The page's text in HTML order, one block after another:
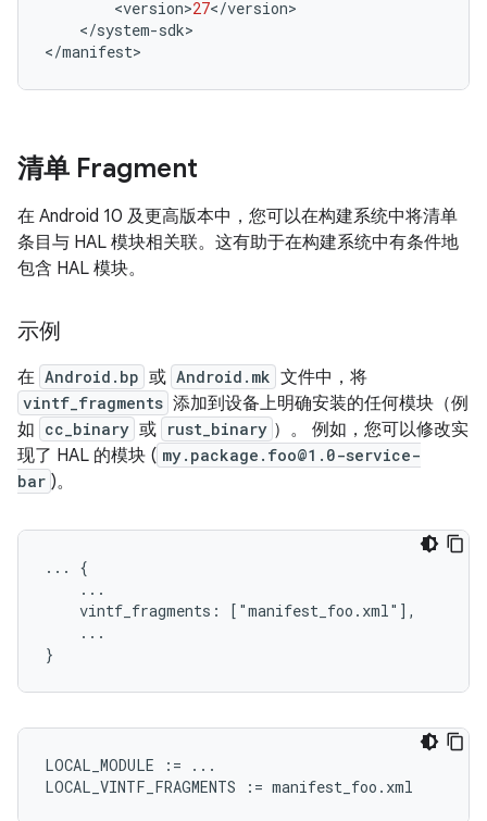
<version>27</version>
</system-sdk>
</manifest>
清单 Fragment
在 Android 10 及更高版本中，您可以在构建系统中将清单
条目与 HAL 模块相关联。这有助于在构建系统中有条件地
包含 HAL 模块。
示例
在 Android.bp 或 Android.mk 文件中，将
vintf_fragments 添加到设备上明确安装的任何模块（例
如 cc_binary 或 rust_binary ）。 例如，您可以修改实
现了 HAL 的模块 ( my.package.foo@1.0-service-
bar )。
... {
    ...
    vintf_fragments: ["manifest_foo.xml"],
    ...
}
LOCAL_MODULE :=
...
LOCAL_VINTF_FRAGMENTS
:= manifest_foo . xml